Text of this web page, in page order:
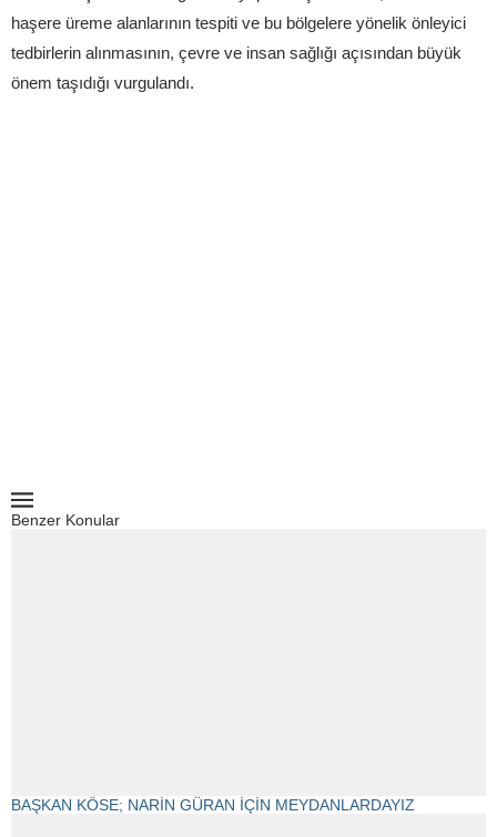
haşere üreme alanlarının tespiti ve bu bölgelere yönelik önleyici
tedbirlerin alınmasının, çevre ve insan sağlığı açısından büyük
önem taşıdığı vurgulandı.
Benzer Konular
BAŞKAN KÖSE; NARİN GÜRAN İÇİN MEYDANLARDAYIZ